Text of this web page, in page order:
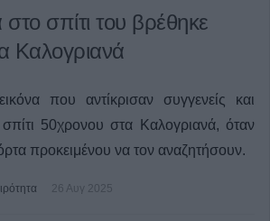
σπίτι του βρέθηκε
Καλογριανά
που αντίκρισαν συγγενείς και
50χρονου στα Καλογριανά, όταν
προκειμένου να τον αναζητήσουν.
26 Αυγ 2025